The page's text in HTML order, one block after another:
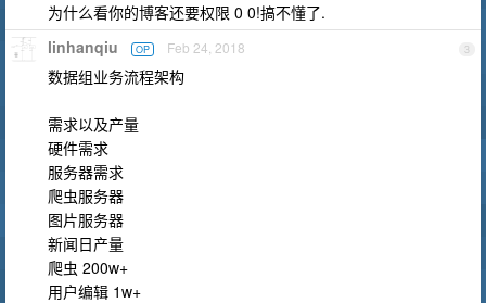
为什么看你的博客还要权限 0 0!搞不懂了.
3
linhanqiu OP Feb 24, 2018
数据组业务流程架构
需求以及产量
硬件需求
服务器需求
爬虫服务器
图片服务器
新闻日产量
爬虫 200w+
用户编辑 1w+